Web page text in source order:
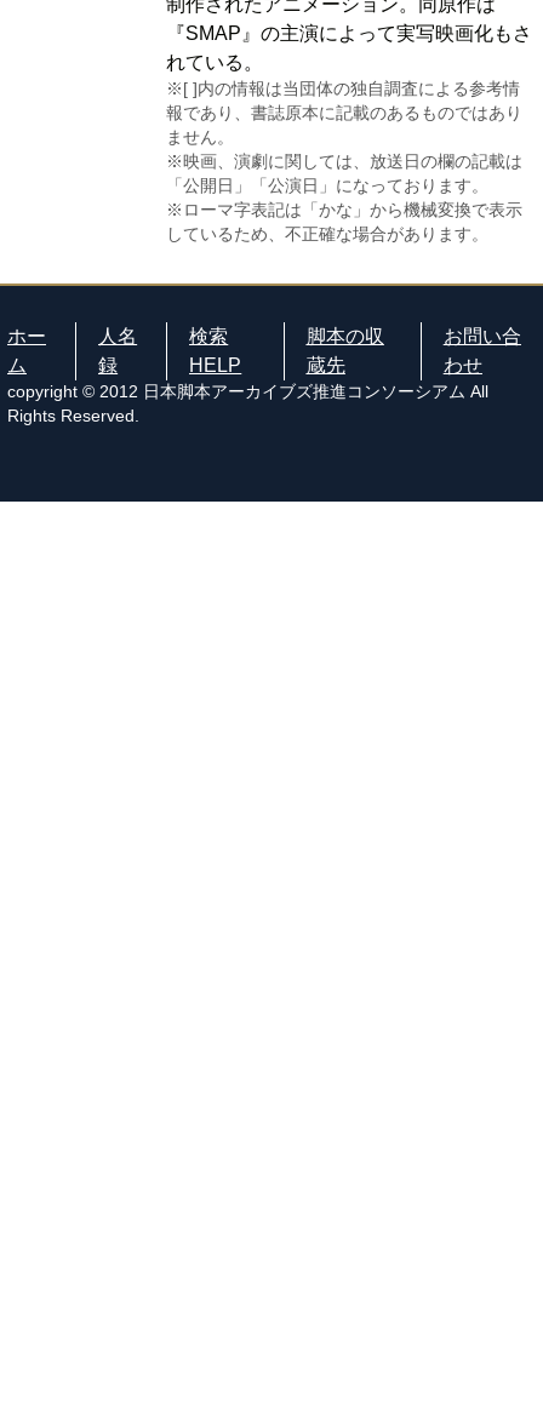
制作されたアニメーション。同原作は
『SMAP』の主演によって実写映画化もさ
れている。
※[ ]内の情報は当団体の独自調査による参考情
報であり、書誌原本に記載のあるものではあり
ません。
※映画、演劇に関しては、放送日の欄の記載は
「公開日」「公演日」になっております。
※ローマ字表記は「かな」から機械変換で表示
しているため、不正確な場合があります。
ホー
ム
人名
録
検索
HELP
脚本の収
蔵先
お問い合
わせ
copyright © 2012 日本脚本アーカイブズ推進コンソーシアム All
Rights Reserved.